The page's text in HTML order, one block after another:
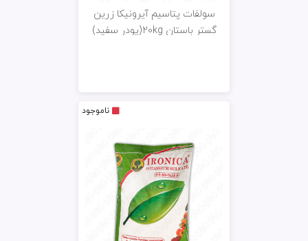
سولفات پتاسیم آیرونیکا زرین
گستر باستان 20kg(پودر سفید)
ناموجود